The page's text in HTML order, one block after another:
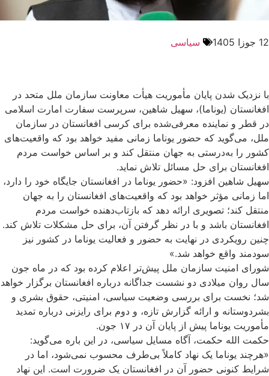
12 جوزا 1405 سیاسی
با نزدیک شدن پایان مأموریت هیأت معاونت سازمان ملل متحد در
افغانستان (یوناما)، سهیل شاهین، سرپرست سفارت امارت اسلامی
در قطر و نماینده معرفی‌شده برای کرسی افغانستان در سازمان
ملل، می‌گوید که حضور یوناما زمانی مفید خواهد بود که واقعیت‌های
کشور را به‌درستی به جهان منتقل کند و بر اساس خواست مردم
افغانستان برای حل مسائل تلاش نماید.
سهیل شاهین افزود: «حضور یوناما در افغانستان جایگاه خود را دارد،
اما زمانی مؤثر خواهد بود که واقعیت‌های افغانستان را به جهان
منتقل کند؛ تصویری ارائه دهد که بازتاب‌دهنده خواست مردم
افغانستان باشد و با در نظر گرفتن آن، برای حل مشکلات تلاش کند.
چنین رویکردی در نهایت به حضور و فعالیت یوناما در کشور نیز
سودمند واقع خواهد شد.»
شورای امنیت سازمان ملل پیش‌تر اعلام کرده بود که در ماه جون
سال روان میلادی دو نشست جداگانه درباره افغانستان برگزار خواهد
شد؛ نخست برای بررسی وضعیت سیاسی، امنیتی، حقوق بشری و
بشردوستانه و ارائه گزارش تازه، و دوم برای رایزنی درباره تمدید
مأموریت یوناما پیش از پایان آن در ۱۷ جون.
حکمت الله حکمت، آگاه مسایل سیاسی، در این باره می‌گوید:
«هرچند یوناما یک نهاد کاملاً بی‌طرف محسوب نمی‌شود، اما در
شرایط کنونی حضور آن در افغانستان یک ضرورت است. این نهاد